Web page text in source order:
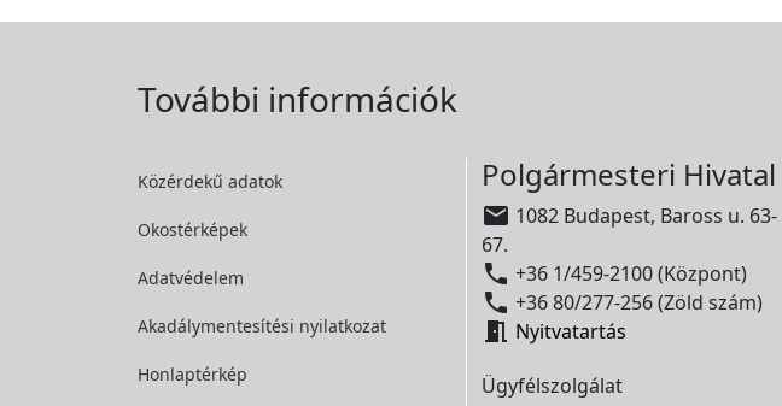
További információk
Közérdekű adatok
Okostérképek
Adatvédelem
Akadálymentesítési nyilatkozat
Honlaptérkép
Polgármesteri Hivatal
 1082 Budapest, Baross u. 63-
67.
 +36 1/459-2100 (Központ)
 +36 80/277-256 (Zöld szám)
 Nyitvatartás
Ügyfélszolgálat